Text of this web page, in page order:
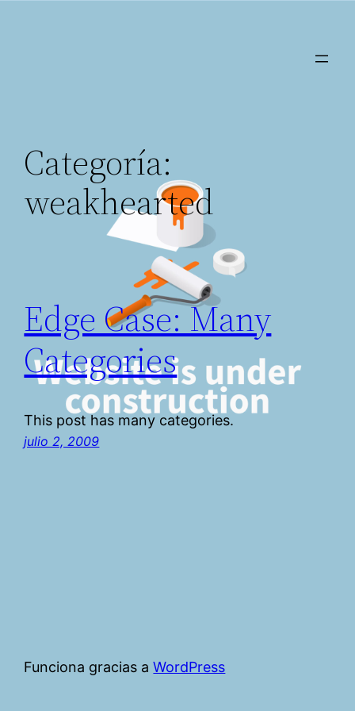
Categoría:
weakhearted
Edge Case: Many
Categories
This post has many categories.
julio 2, 2009
Funciona gracias aWordPress